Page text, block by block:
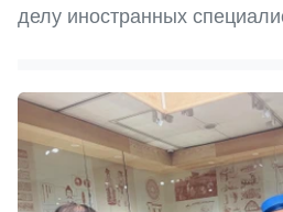
делу иностранных